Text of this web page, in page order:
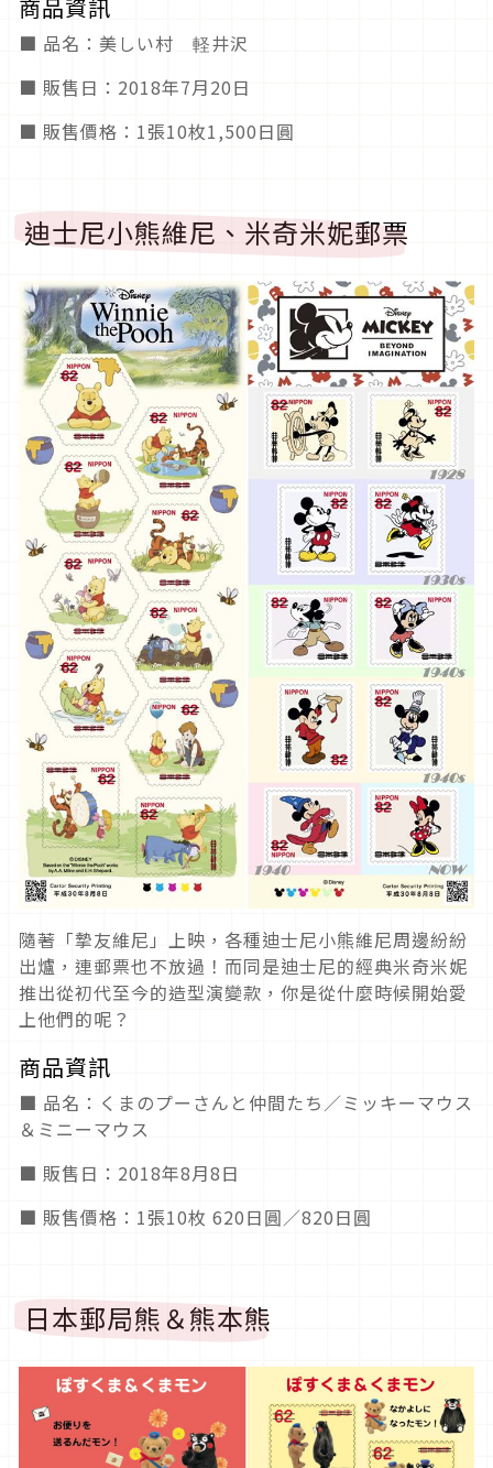
商品資訊
■ 品名：美しい村 軽井沢
■ 販售日：2018年7月20日
■ 販售價格：1張10枚1,500日圓
迪士尼小熊維尼、米奇米妮郵票
隨著「摯友維尼」上映，各種迪士尼小熊維尼周邊紛紛
出爐，連郵票也不放過！而同是迪士尼的經典米奇米妮
推出從初代至今的造型演變款，你是從什麼時候開始愛
上他們的呢？
商品資訊
■ 品名：くまのプーさんと仲間たち／ミッキーマウス
＆ミニーマウス
■ 販售日：2018年8月8日
■ 販售價格：1張10枚 620日圓／820日圓
日本郵局熊＆熊本熊